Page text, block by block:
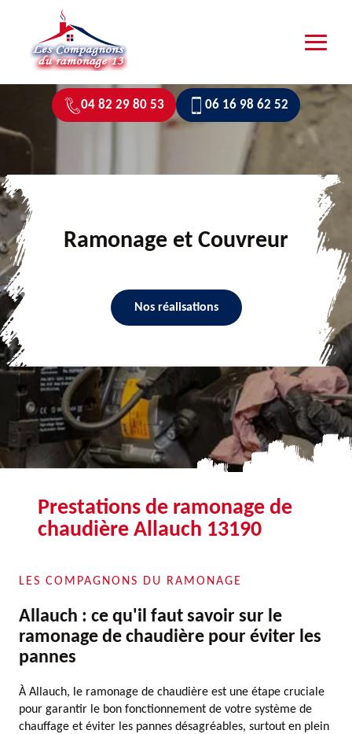
04 82 29 80 53 06 16 98 62 52
Ramonage et Couvreur
Nos réalisations
Prestations de ramonage de
chaudière Allauch 13190
LES COMPAGNONS DU RAMONAGE
Allauch : ce qu'il faut savoir sur le
ramonage de chaudière pour éviter les
pannes
À Allauch, le ramonage de chaudière est une étape cruciale
pour garantir le bon fonctionnement de votre système de
chauffage et éviter les pannes désagréables, surtout en plein